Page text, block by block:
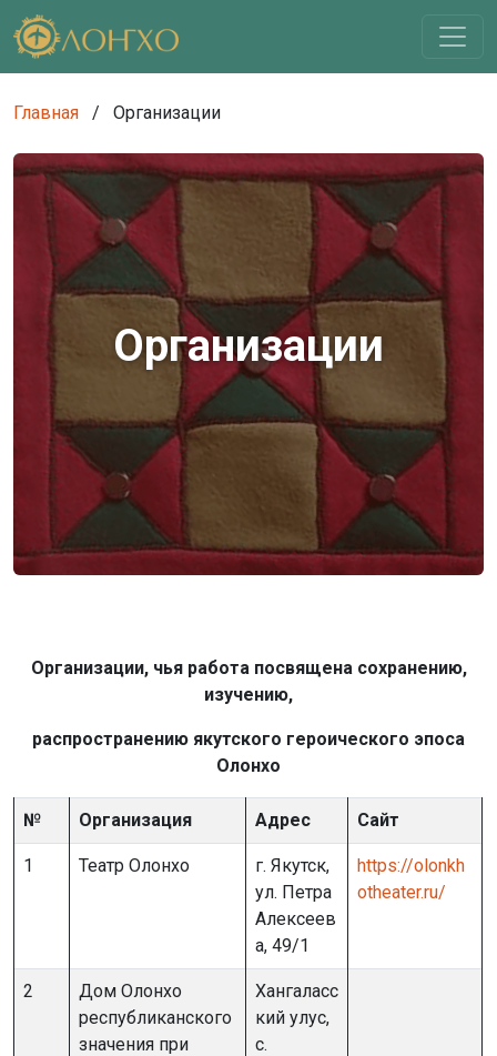
Главная / Организации
Организации
Организации, чья работа посвящена сохранению,
изучению,
распространению якутского героического эпоса
Олонхо
№ Организация Адрес Сайт
1 Театр Олонхо
г. Якутск,
ул. Петра
Алексеев
а, 49/1
https://olonkh
otheater.ru/
2
Дом Олонхо
республиканского
значения при
Хангаласс
кий улус,
с.